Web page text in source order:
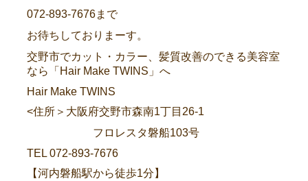
072-893-7676まで
お待ちしておりまーす。
交野市でカット・カラー、髪質改善のできる美容室
なら「Hair Make TWINS」へ
Hair Make TWINS
<住所＞大阪府交野市森南1丁目26-1
フロレスタ磐船103号
TEL 072-893-7676
【河内磐船駅から徒歩1分】